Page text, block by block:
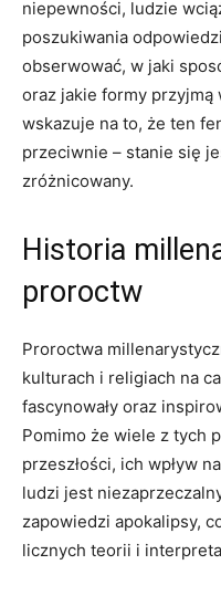
niepewności, ludzie
poszukiwania
obserwować, w‌ jaki⁤
oraz jakie ⁣formy⁢ przyjmą
wskazuje na to, że ten
przeciwnie – stanie się
zróżnicowany.
Historia
proroctw
Proroctwa⁣
kulturach i religiach na
fascynowały oraz‍
Pomimo⁣ że wiele ‍z tych
przeszłości, ich wpływ
ludzi jest
zapowiedzi apokalipsy,
licznych teorii⁢ i